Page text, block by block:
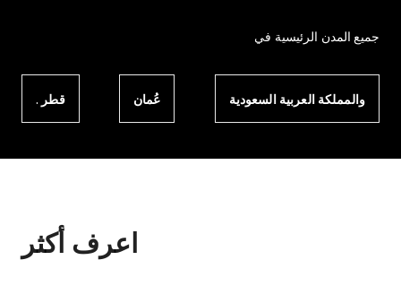
جميع المدن الرئيسية في
والمملكة العربية السعودية عُمان قطر .
اعرف أكثر